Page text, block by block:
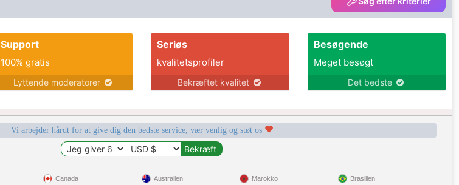
Support
100% gratis
Lyttende moderatorer
Seriøs
kvalitetsprofiler
Bekræftet kvalitet
Besøgende
Meget besøgt
Det bedste
Vi arbejder hårdt for at give dig den bedste service, vær venlig og støt os
Canada Australien Marokko Brasilien